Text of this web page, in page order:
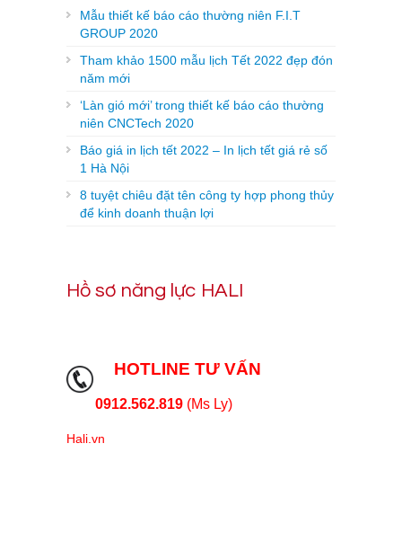
Mẫu thiết kế báo cáo thường niên F.I.T
GROUP 2020
Tham khảo 1500 mẫu lịch Tết 2022 đẹp đón
năm mới
‘Làn gió mới’ trong thiết kế báo cáo thường
niên CNCTech 2020
Báo giá in lịch tết 2022 – In lịch tết giá rẻ số
1 Hà Nội
8 tuyệt chiêu đặt tên công ty hợp phong thủy
để kinh doanh thuận lợi
Hồ sơ năng lực HALI
HOTLINE TƯ VẤN
0912.562.819 (Ms Ly)
Hali.vn